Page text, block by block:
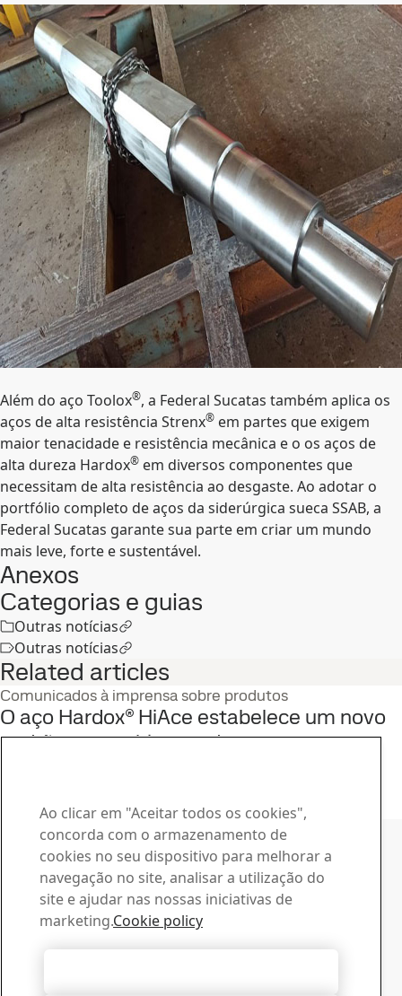
Além do aço Toolox®, a Federal Sucatas também aplica os
aços de alta resistência Strenx® em partes que exigem
maior tenacidade e resistência mecânica e o os aços de
alta dureza Hardox® em diversos componentes que
necessitam de alta resistência ao desgaste. Ao adotar o
portfólio completo de aços da siderúrgica sueca SSAB, a
Federal Sucatas garante sua parte em criar um mundo
mais leve, forte e sustentável.
Anexos
Categorias e guias
Outras notícias
Outras notícias
Related articles
Comunicados à imprensa sobre produtos
O aço Hardox® HiAce estabelece um novo
padrão em ambientes de temperaturas
Leia a história completa
Contatar a SSAB
Contate-nos
Como podemos lhe ajudar?
Procurar contatos
Central de Downloads
Ao clicar em "Aceitar todos os cookies",
concorda com o armazenamento de
cookies no seu dispositivo para melhorar a
navegação no site, analisar a utilização do
site e ajudar nas nossas iniciativas de
marketing.Cookie policy